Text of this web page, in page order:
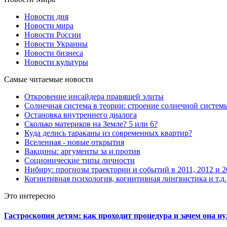
Новости дня
Новости мира
Новости России
Новости Украины
Новости бизнеса
Новости культуры
Самые читаемые новости
Откровение инсайдера правящей элиты
Солнечная система в теории: строение солнечной
Остановка внутреннего диалога
Сколько материков на Земле? 5 или 6?
Куда делись тараканы из современных квартир?
Вселенная - новые открытия
Вакцины: аргументы за и против
Соционические типы личности
Нибиру: прогнозы траектории и событий в 2011, 2012 и
Когнитивная психология, когнитивная лингвистика и т.д.
Это интересно
Гастроскопия детям: как проходит процедура и зачем она